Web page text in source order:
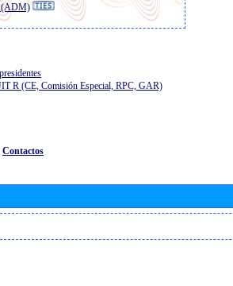
(ADM)
R (CE, Comisión Especial, RPC, GAR)
Contactos